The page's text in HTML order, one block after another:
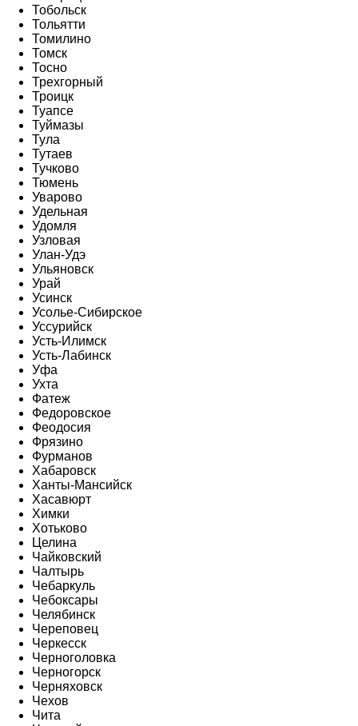
Тобольск
Тольятти
Томилино
Томск
Тосно
Трехгорный
Троицк
Туапсе
Туймазы
Тула
Тутаев
Тучково
Тюмень
Уварово
Удельная
Удомля
Узловая
Улан-Удэ
Ульяновск
Урай
Усинск
Усолье-Сибирское
Уссурийск
Усть-Илимск
Усть-Лабинск
Уфа
Ухта
Фатеж
Федоровское
Феодосия
Фрязино
Фурманов
Хабаровск
Ханты-Мансийск
Хасавюрт
Химки
Хотьково
Целина
Чайковский
Чалтырь
Чебаркуль
Чебоксары
Челябинск
Череповец
Черкесск
Черноголовка
Черногорск
Черняховск
Чехов
Чита